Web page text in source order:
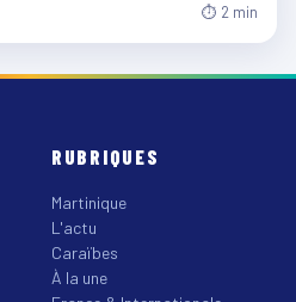
⏱ 2 min
RUBRIQUES
Martinique
L'actu
Caraïbes
À la une